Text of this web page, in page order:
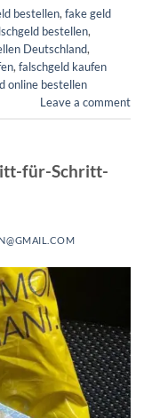
bestellen, fake geld
bestellen,
Deutschland,
, falschgeld kaufen
online bestellen​
Leave a comment
für-Schritt-